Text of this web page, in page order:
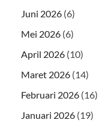
Juni 2026 (6)
Mei 2026 (6)
April 2026 (10)
Maret 2026 (14)
Februari 2026 (16)
Januari 2026 (19)